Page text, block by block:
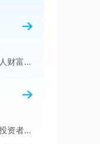
理财是指通过理性的金融行为，使个人财富不仅能
基金理财网，简称基金网，是专门为投资者提供基